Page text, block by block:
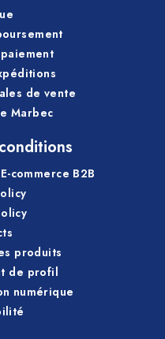
de vente
Marbec
commerce B2B
produits
de profil
numérique